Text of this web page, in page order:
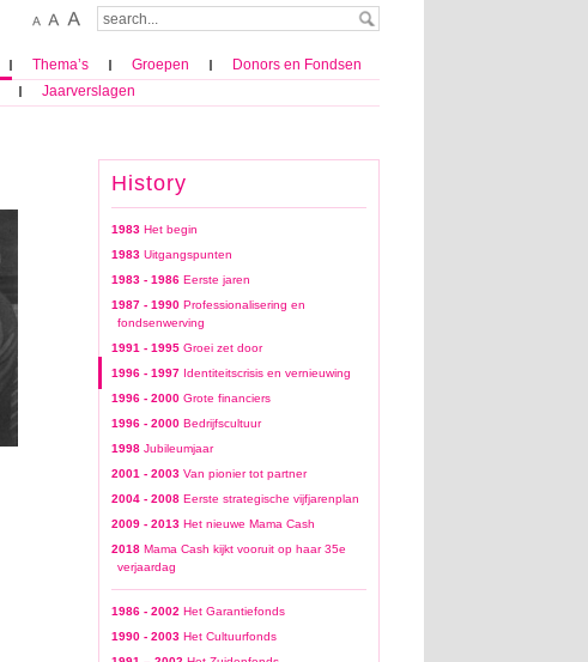
Thema’s Groepen
Donors en Fondsen
Jaarverslagen
History
1983 Het begin
1983 Uitgangspunten
1983 - 1986 Eerste jaren
1987 - 1990 Professionalisering en
fondsenwerving
1991 - 1995 Groei zet door
1996 - 1997 Identiteitscrisis en vernieuwing
1996 - 2000 Grote financiers
1996 - 2000 Bedrijfscultuur
1998 Jubileumjaar
2001 - 2003 Van pionier tot partner
2004 - 2008 Eerste strategische vijfjarenplan
2009 - 2013 Het nieuwe Mama Cash
2018 Mama Cash kijkt vooruit op haar 35e
verjaardag
1986 - 2002 Het Garantiefonds
1990 - 2003 Het Cultuurfonds